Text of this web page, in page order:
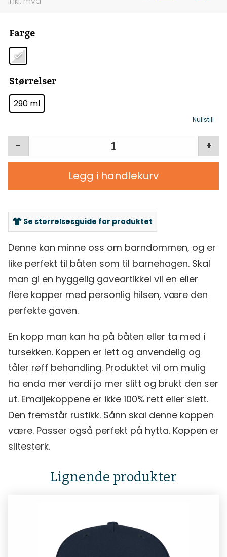
Farge
Størrelser
290 ml
Nullstill
+
-
Legg i handlekurv
Se størrelsesguide for produktet
Denne kan minne oss om barndommen, og er
like perfekt til båten som til barnehagen. Skal
man gi en hyggelig gaveartikkel vil en eller
flere kopper med personlig hilsen, være den
perfekte gaven.
En kopp man kan ha på båten eller ta med i
tursekken. Koppen er lett og anvendelig og
tåler røff behandling. Produktet vil om mulig
ha enda mer verdi jo mer slitt og brukt den ser
ut. Emaljekoppene er ikke 100% rett eller slett.
Den fremstår rustikk. Sånn skal denne koppen
være. Passer også perfekt på hytta. Koppen er
slitesterk.
Lignende produkter